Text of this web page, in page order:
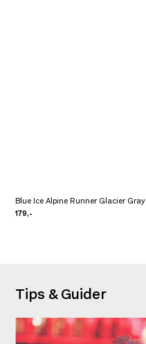
Blue Ice Alpine Runner Glacier Gray
179,-
Tips & Guider